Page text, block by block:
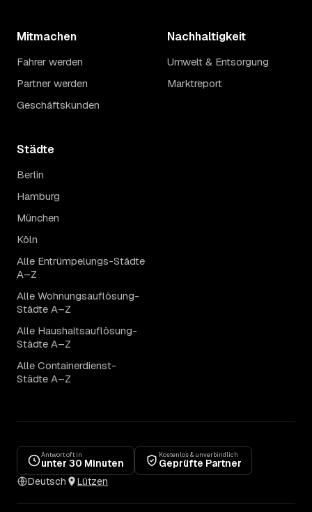
Mitmachen
Fahrer werden
Partner werden
Geschäftskunden
Nachhaltigkeit
Umwelt & Entsorgung
Marktreport
Städte
Berlin
Hamburg
München
Köln
Alle Entrümpelungs-Städte
A–Z
Alle Wohnungsauflösung-
Städte A–Z
Alle Haushaltsauflösung-
Städte A–Z
Alle Containerdienst-
Städte A–Z
Antwort oft in
unter 30 Minuten
Kostenlos & unverbindlich
Geprüfte Partner
Deutsch
Lützen